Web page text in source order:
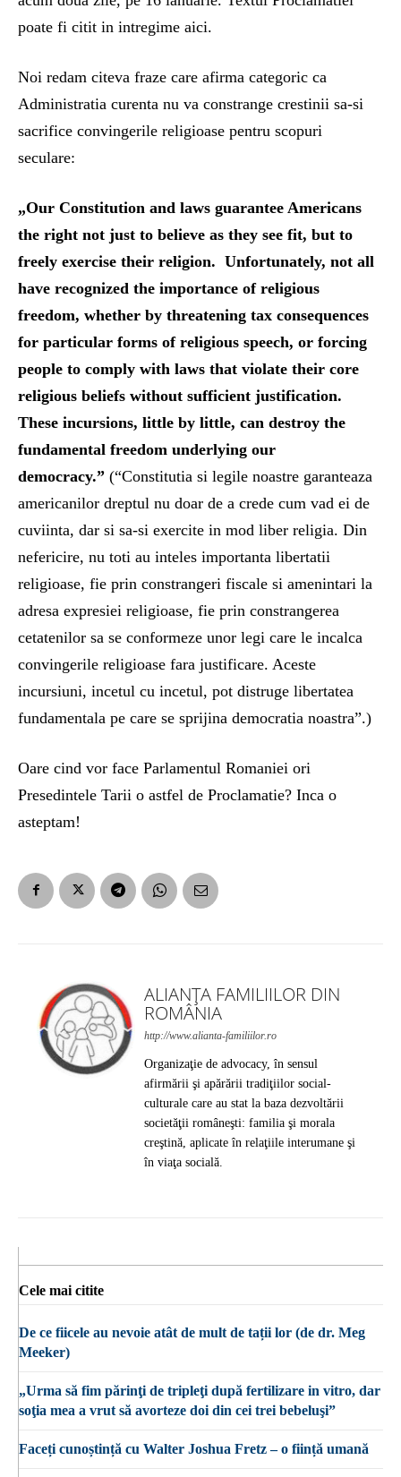
poate fi citit in intregime aici.
Noi redam citeva fraze care afirma categoric ca
Administratia curenta nu va constrange crestinii sa-si
sacrifice convingerile religioase pentru scopuri
seculare:
„Our Constitution and laws guarantee Americans
the right not just to believe as they see fit, but to
freely exercise their religion. Unfortunately, not all
have recognized the importance of religious
freedom, whether by threatening tax consequences
for particular forms of religious speech, or forcing
people to comply with laws that violate their core
religious beliefs without sufficient justification.
These incursions, little by little, can destroy the
fundamental freedom underlying our
democracy.” (“Constitutia si legile noastre garanteaza
americanilor dreptul nu doar de a crede cum vad ei de
cuviinta, dar si sa-si exercite in mod liber religia. Din
nefericire, nu toti au inteles importanta libertatii
religioase, fie prin constrangeri fiscale si amenintari la
adresa expresiei religioase, fie prin constrangerea
cetatenilor sa se conformeze unor legi care le incalca
convingerile religioase fara justificare. Aceste
incursiuni, incetul cu incetul, pot distruge libertatea
fundamentala pe care se sprijina democratia noastra”.)
Oare cind vor face Parlamentul Romaniei ori
Presedintele Tarii o astfel de Proclamatie? Inca o
asteptam!
ALIANȚA FAMILIILOR DIN
ROMÂNIA
http://www.alianta-familiilor.ro
Organizaţie de advocacy, în sensul
afirmării şi apărării tradiţiilor social-
culturale care au stat la baza dezvoltării
societăţii româneşti: familia şi morala
creştină, aplicate în relaţiile interumane şi
în viaţa socială.
Cele mai citite
De ce fiicele au nevoie atât de mult de tații lor (de dr. Meg
Meeker)
„Urma să fim părinţi de tripleţi după fertilizare in vitro, dar
soţia mea a vrut să avorteze doi din cei trei bebeluşi”
Faceți cunoștință cu Walter Joshua Fretz – o ființă umană